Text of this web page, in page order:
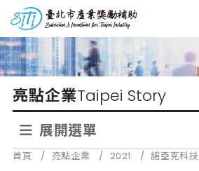
到
主
要
內
台北市產業獎勵補助
亮點企業Taipei Story
展開選單
首頁 / 亮點企業 / 2021 / 諾亞克科